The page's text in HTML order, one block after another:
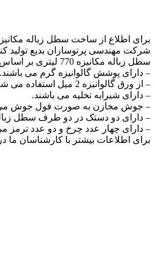
برای اطلاع از ساخت سطل زباله مکانیزه 770 لیتری با شرکت مهندسی پرتوسازان بدیع در ارتباط
شرکت مهندسی پرتوسازان بدیع تولید
سطل زباله مکانیزه 770 لیتری بر اساس اصول زیر ساخته می شوند:
– دارای پوشش گالوانیزه گرم می باشند.
– از ورق گالوانیزه 2 میل استفاده می شود.
– دارای شیرابه تخلیه می باشند.
– جوش مخازن به صورت فول جوش
– دارای دو دستک در دو طرف سطل
– دارای چهار عدد چرخ و دو عدد ترمز
برای اطلاعات بیشتر با کارشناسان ما